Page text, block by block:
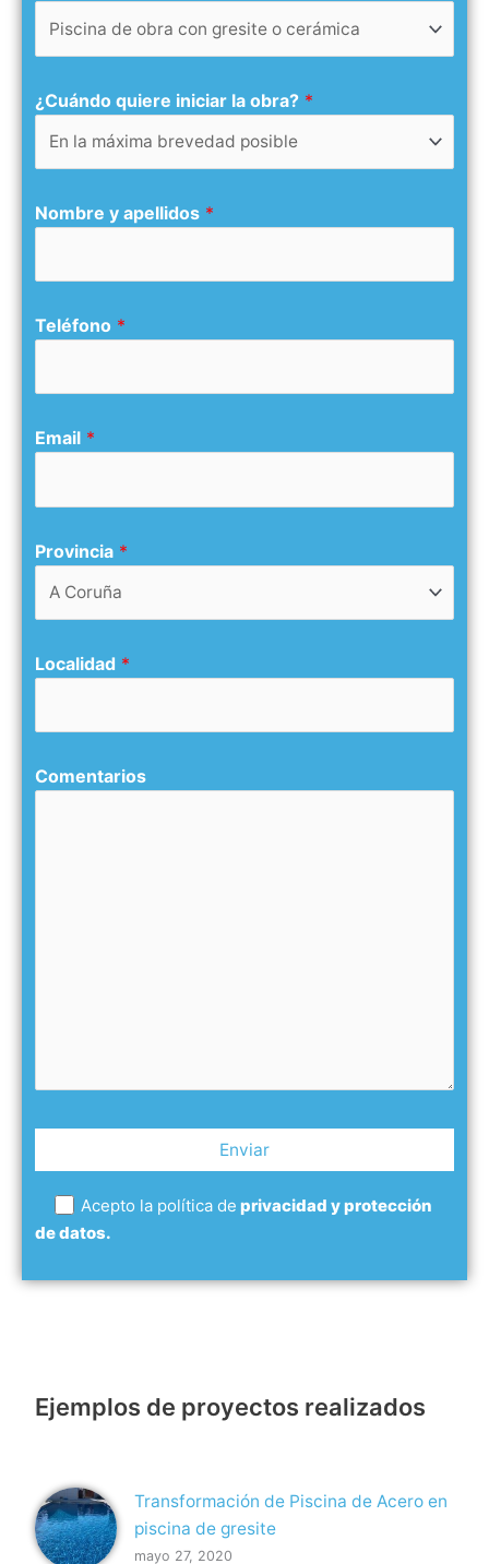
¿Cuándo quiere iniciar la obra? *
Nombre y apellidos *
Teléfono *
Email *
Provincia *
Localidad *
Comentarios
Acepto la política de privacidad y protección
de datos.
Ejemplos de proyectos realizados
Transformación de Piscina de Acero en
piscina de gresite
mayo 27, 2020